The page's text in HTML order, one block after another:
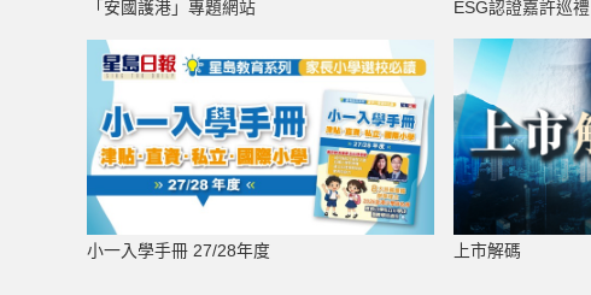
「安國護港」專題網站 ESG認證嘉許巡禮
小一入學手冊 27/28年度 上市解碼